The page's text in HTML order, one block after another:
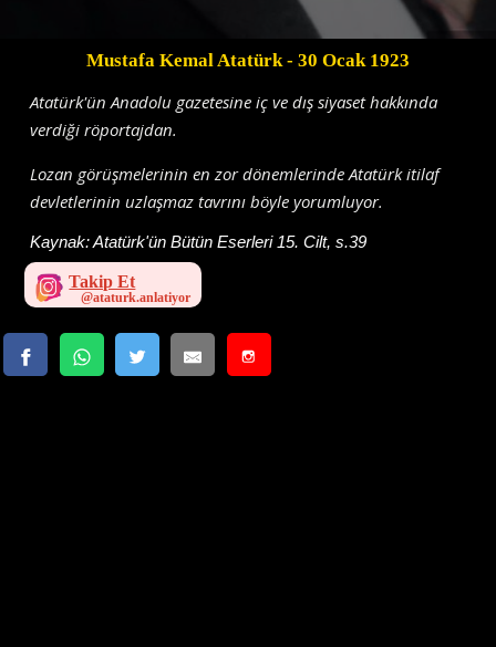
Mustafa Kemal Atatürk - 30 Ocak 1923
Atatürk'ün Anadolu gazetesine iç ve dış siyaset hakkında
verdiği röportajdan.
Lozan görüşmelerinin en zor dönemlerinde Atatürk itilaf
devletlerinin uzlaşmaz tavrını böyle yorumluyor.
Kaynak:Atatürk'ün Bütün Eserleri 15. Cilt, s.39
Takip Et